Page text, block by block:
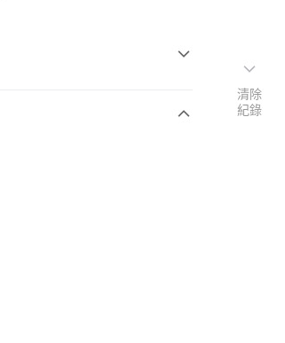
清除
紀錄